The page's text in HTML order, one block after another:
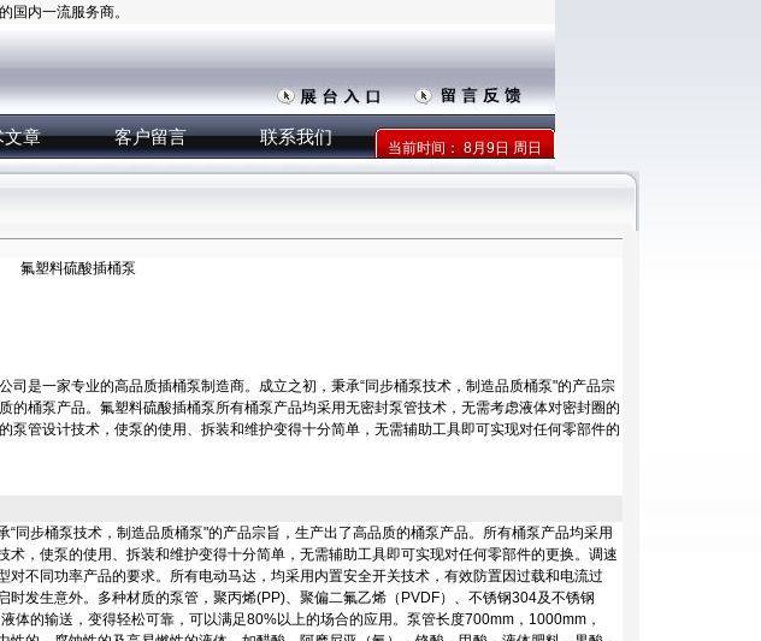
国内一流服务商。
文章 客户留言 联系我们
当前时间：8月9日 周日
氟塑料硫酸插桶泵
司是一家专业的高品质插桶泵制造商。成立之初，秉承“同步桶泵技术，制造品质桶泵"的产品宗
的桶泵产品。氟塑料硫酸插桶泵所有桶泵产品均采用无密封泵管技术，无需考虑液体对密封圈的
泵管设计技术，使泵的使用、拆装和维护变得十分简单，无需辅助工具即可实现对任何零部件的
同步桶泵技术，制造品质桶泵"的产品宗旨，生产出了高品质的桶泵产品。所有桶泵产品均采用
，使泵的使用、拆装和维护变得十分简单，无需辅助工具即可实现对任何零部件的更换。调速
不同功率产品的要求。所有电动马达，均采用内置安全开关技术，有效防置因过载和电流过
发生意外。多种材质的泵管，聚丙烯(PP)、聚偏二氟乙烯（PVDF）、不锈钢304及不锈钢
的输送，变得轻松可靠，可以满足80%以上的场合的应用。泵管长度700mm，1000mm，